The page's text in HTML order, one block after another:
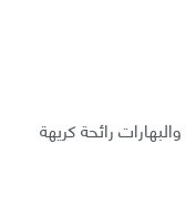
رائحة كريهة